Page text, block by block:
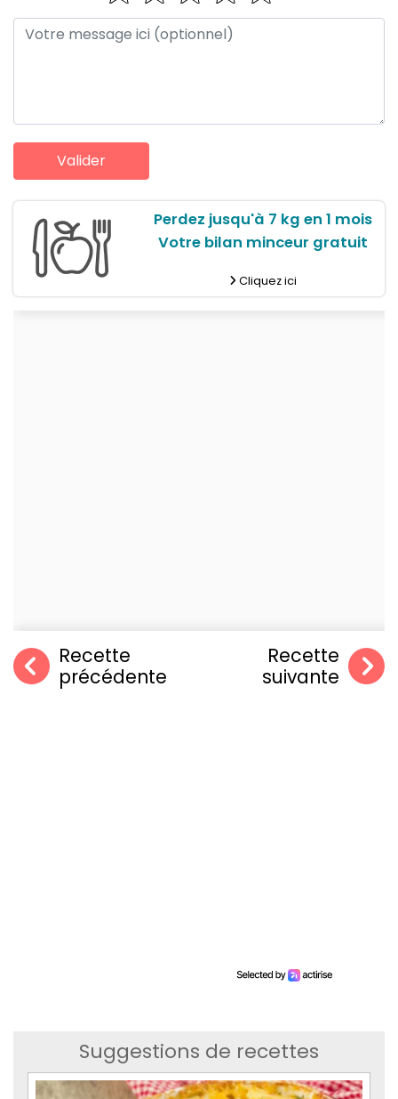
Perdez jusqu'à 7 kg en 1 mois
Votre bilan minceur gratuit
Cliquez ici
Recette
précédente
Recette
suivante
Suggestions de recettes